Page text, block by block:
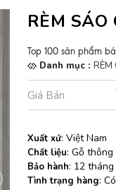
RÈM SÁO
Top 100 sản phẩm
Danh mục : RÈM
Giá Bán
Xuất xứ: Việt Nam
Chất liệu: Gỗ thông
Bảo hành: 12 tháng
Tình trạng hàng: